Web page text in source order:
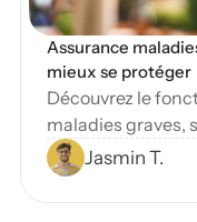
Assurance
mieux se protéger
Découvrez le
maladies graves,
protéger vos
sévère.
Jasmin T.